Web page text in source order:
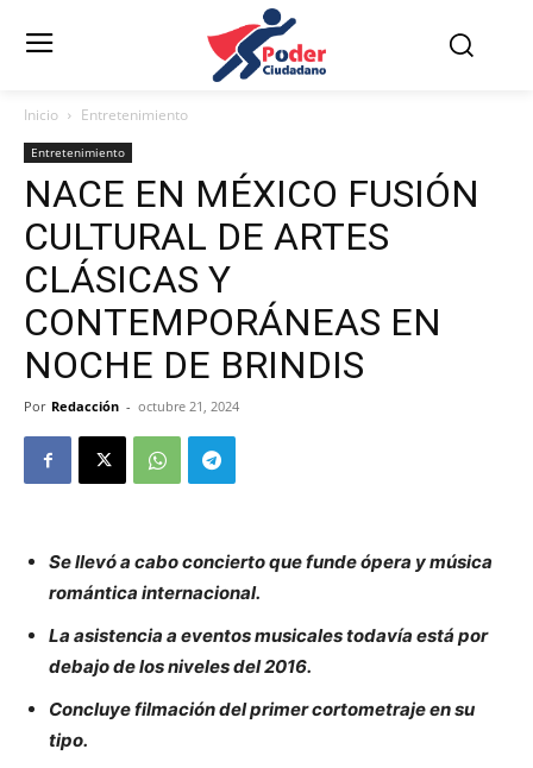
Inicio Entretenimiento
Entretenimiento
NACE EN MÉXICO FUSIÓN
CULTURAL DE ARTES
CLÁSICAS Y
CONTEMPORÁNEAS EN
NOCHE DE BRINDIS
Por Redacción - octubre 21, 2024
Se llevó a cabo concierto que funde ópera y música
romántica internacional.
La asistencia a eventos musicales todavía está por
debajo de los niveles del 2016.
Concluye filmación del primer cortometraje en su
tipo.